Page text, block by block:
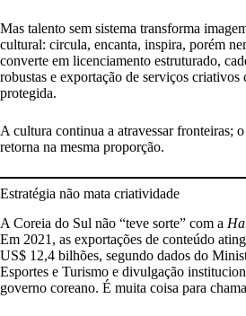
Mas talento sem sistema transforma
cultural: circula, encanta, inspira, porém
converte em licenciamento estruturado,
robustas e exportação de serviços criativos
protegida.
A cultura continua a atravessar fronteiras;
retorna na mesma proporção.
Estratégia não mata criatividade
A Coreia do Sul não “teve sorte” com a
Em 2021, as exportações de conteúdo
US$ 12,4 bilhões, segundo dados do
Esportes e Turismo e divulgação
governo coreano. É muita coisa para